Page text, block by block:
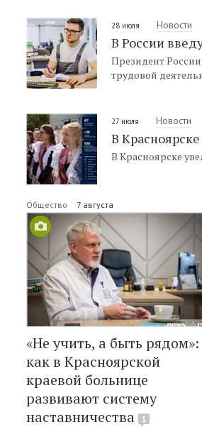
28 июля Новости
В России
Президент
трудовой
27 июля Новости
В
В Красноярске
Общество 7 августа
«Не учить, а быть рядом»:
как в Красноярской
краевой больнице
развивают систему
наставничества
1